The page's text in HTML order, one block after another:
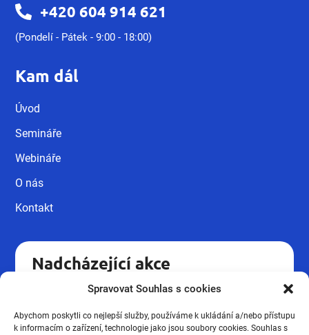
Spravovat Souhlas s cookies
Abychom poskytli co nejlepší služby, používáme k ukládání a/nebo přístupu
k informacím o zařízení, technologie jako jsou soubory cookies. Souhlas s
+420 604 914 621
(Pondelí - Pátek - 9:00 - 18:00)
Kam dál
Úvod
Semináře
Webináře
O nás
Kontakt
Nadcházející akce
Kvalifikační kurz pro pracovníky v
Podzimní novinky ze mzdové